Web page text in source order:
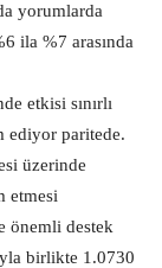
yorumlarda
ila %7 arasında
etkisi sınırlı
ediyor paritede.
üzerinde
etmesi
önemli destek
birlikte 1.0730